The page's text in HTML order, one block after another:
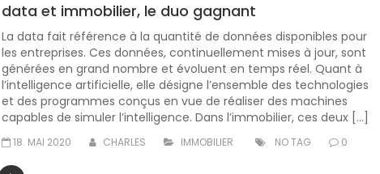
data et immobilier, le duo gagnant
La data fait référence à la quantité de données disponibles pour
les entreprises. Ces données, continuellement mises à jour, sont
générées en grand nombre et évoluent en temps réel. Quant à
l’intelligence artificielle, elle désigne l’ensemble des technologies
et des programmes conçus en vue de réaliser des machines
capables de simuler l’intelligence. Dans l’immobilier, ces deux […]
18. MAI 2020 CHARLES IMMOBILIER NO TAG 0